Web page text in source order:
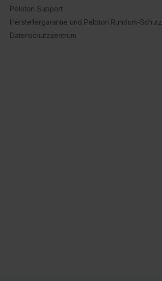
Peloton Support
Herstellergarantie und Peloton Rundum-Schutz
Datenschutzzentrum